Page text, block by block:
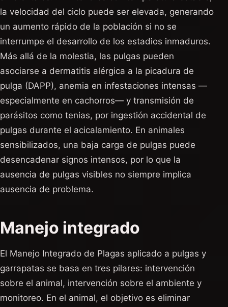
la velocidad del ciclo puede ser elevada, generando
un aumento rápido de la población si no se
interrumpe el desarrollo de los estadios inmaduros.
Más allá de la molestia, las pulgas pueden
asociarse a dermatitis alérgica a la picadura de
pulga (DAPP), anemia en infestaciones intensas —
especialmente en cachorros— y transmisión de
parásitos como tenias, por ingestión accidental de
pulgas durante el acicalamiento. En animales
sensibilizados, una baja carga de pulgas puede
desencadenar signos intensos, por lo que la
ausencia de pulgas visibles no siempre implica
ausencia de problema.
Manejo integrado
El Manejo Integrado de Plagas aplicado a pulgas y
garrapatas se basa en tres pilares: intervención
sobre el animal, intervención sobre el ambiente y
monitoreo. En el animal, el objetivo es eliminar